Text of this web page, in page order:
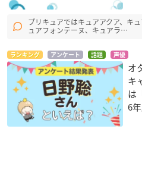
プリキュアではキュアアクア、キ
ュアフォンテーヌ、キュアラ…
ランキング アンケート 話題 声優
オ
キ
は
6年